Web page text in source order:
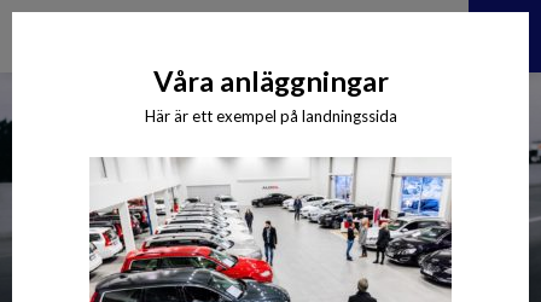
Våra anläggningar
Här är ett exempel på landningssida